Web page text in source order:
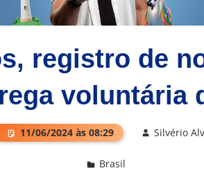
registro de
voluntária
11/06/2024 às 08:29 Silvério
Brasil